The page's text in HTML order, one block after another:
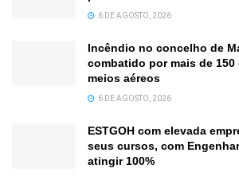
6 DE AGOSTO, 2026
Incêndio no concelho de
combatido por mais de
meios aéreos
6 DE AGOSTO, 2026
ESTGOH com elevada
seus cursos, com
atingir 100%